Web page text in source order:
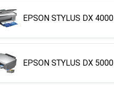
EPSON STYLUS DX 4000
EPSON STYLUS DX 5000